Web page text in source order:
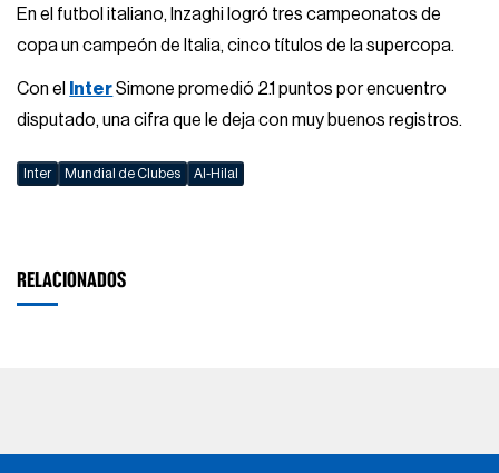
En el futbol italiano, Inzaghi logró tres campeonatos de
copa un campeón de Italia, cinco títulos de la supercopa.
Con el InterSimone promedió 2.1 puntos por encuentro
disputado, una cifra que le deja con muy buenos registros.
Inter Mundial de Clubes Al-Hilal
RELACIONADOS